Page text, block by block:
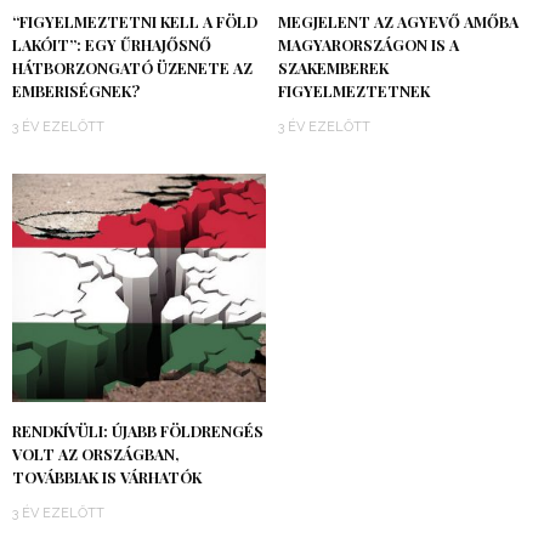
“FIGYELMEZTETNI KELL A FÖLD
LAKÓIT”: EGY ŰRHAJŐSNŐ
HÁTBORZONGATÓ ÜZENETE AZ
EMBERISÉGNEK?
3 ÉV EZELŐTT
MEGJELENT AZ AGYEVŐ AMŐBA
MAGYARORSZÁGON IS A
SZAKEMBEREK
FIGYELMEZTETNEK
3 ÉV EZELŐTT
RENDKÍVÜLI: ÚJABB FÖLDRENGÉS
VOLT AZ ORSZÁGBAN,
TOVÁBBIAK IS VÁRHATÓK
3 ÉV EZELŐTT